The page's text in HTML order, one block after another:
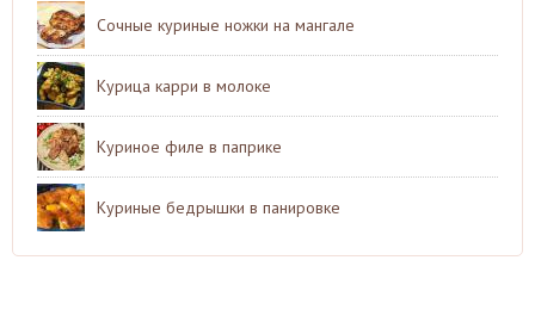
Сочные куриные ножки на мангале
Курица карри в молоке
Куриное филе в паприке
Куриные бедрышки в панировке